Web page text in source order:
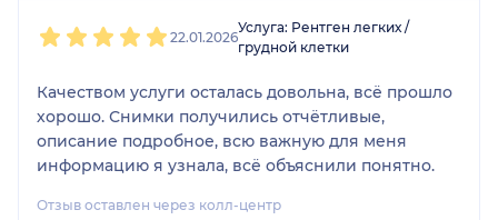
22.01.2026
Услуга: Рентген легких /
грудной клетки
Качеством услуги осталась довольна, всё прошло
хорошо. Снимки получились отчётливые,
описание подробное, всю важную для меня
информацию я узнала, всё объяснили понятно.
Отзыв оставлен через колл-центр